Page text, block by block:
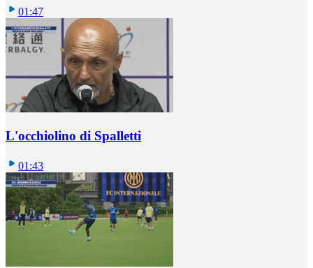
01:47
L'occhiolino di Spalletti
01:43